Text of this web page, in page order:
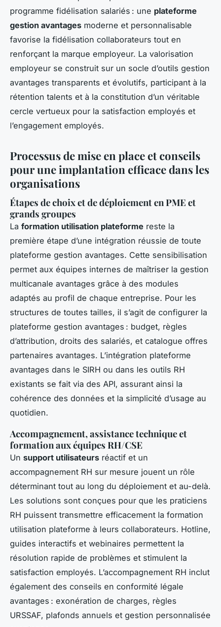
programme fidélisation salariés : une plateforme
gestion avantages moderne et personnalisable
favorise la fidélisation collaborateurs tout en
renforçant la marque employeur. La valorisation
employeur se construit sur un socle d’outils gestion
avantages transparents et évolutifs, participant à la
rétention talents et à la constitution d’un véritable
cercle vertueux pour la satisfaction employés et
l’engagement employés.
Processus de mise en place et conseils
pour une implantation efficace dans les
organisations
Étapes de choix et de déploiement en PME et
grands groupes
La formation utilisation plateforme reste la
première étape d’une intégration réussie de toute
plateforme gestion avantages. Cette sensibilisation
permet aux équipes internes de maîtriser la gestion
multicanale avantages grâce à des modules
adaptés au profil de chaque entreprise. Pour les
structures de toutes tailles, il s’agit de configurer la
plateforme gestion avantages : budget, règles
d’attribution, droits des salariés, et catalogue offres
partenaires avantages. L’intégration plateforme
avantages dans le SIRH ou dans les outils RH
existants se fait via des API, assurant ainsi la
cohérence des données et la simplicité d’usage au
quotidien.
Accompagnement, assistance technique et
formation aux équipes RH/CSE
Un support utilisateurs réactif et un
accompagnement RH sur mesure jouent un rôle
déterminant tout au long du déploiement et au-delà.
Les solutions sont conçues pour que les praticiens
RH puissent transmettre efficacement la formation
utilisation plateforme à leurs collaborateurs. Hotline,
guides interactifs et webinaires permettent la
résolution rapide de problèmes et stimulent la
satisfaction employés. L’accompagnement RH inclut
également des conseils en conformité légale
avantages : exonération de charges, règles
URSSAF, plafonds annuels et gestion personnalisée